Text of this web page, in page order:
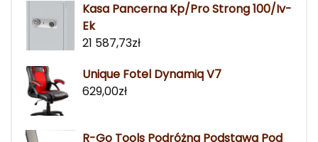
Kasa Pancerna Kp/Pro Strong 100/Iv-
Ek
21 587,73zł
Unique Fotel Dynamiq V7
629,00zł
R-Go Tools Podróżna Podstawa Pod